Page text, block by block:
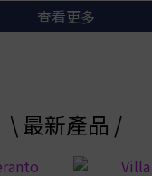
查看更多
\ 最新產品 /